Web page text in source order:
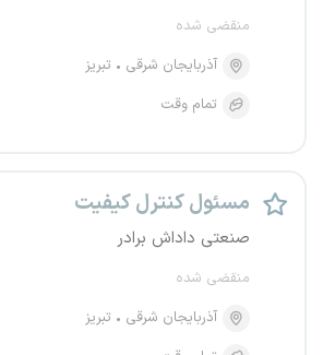
منقضی شده
آذربایجان شرقی
تبریز
تمام وقت
مسئول کنترل کیفیت
صنعتی داداش برادر
منقضی شده
آذربایجان شرقی
تبریز